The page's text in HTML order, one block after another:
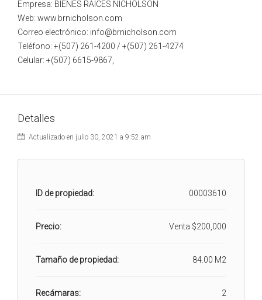
Empresa: BIENES RAÍCES NICHOLSON
Web: www.brnicholson.com
Correo electrónico: info@brnicholson.com
Teléfono: +(507) 261-4200 / +(507) 261-4274
Celular: +(507) 6615-9867,
Detalles
Actualizado en julio 30, 2021 a 9:52 am
ID de propiedad: 00003610
Precio: Venta $200,000
Tamaño de propiedad: 84.00 M2
Recámaras: 2